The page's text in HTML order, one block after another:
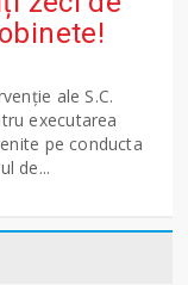
ale S.C.
executarea
pe conducta
de...